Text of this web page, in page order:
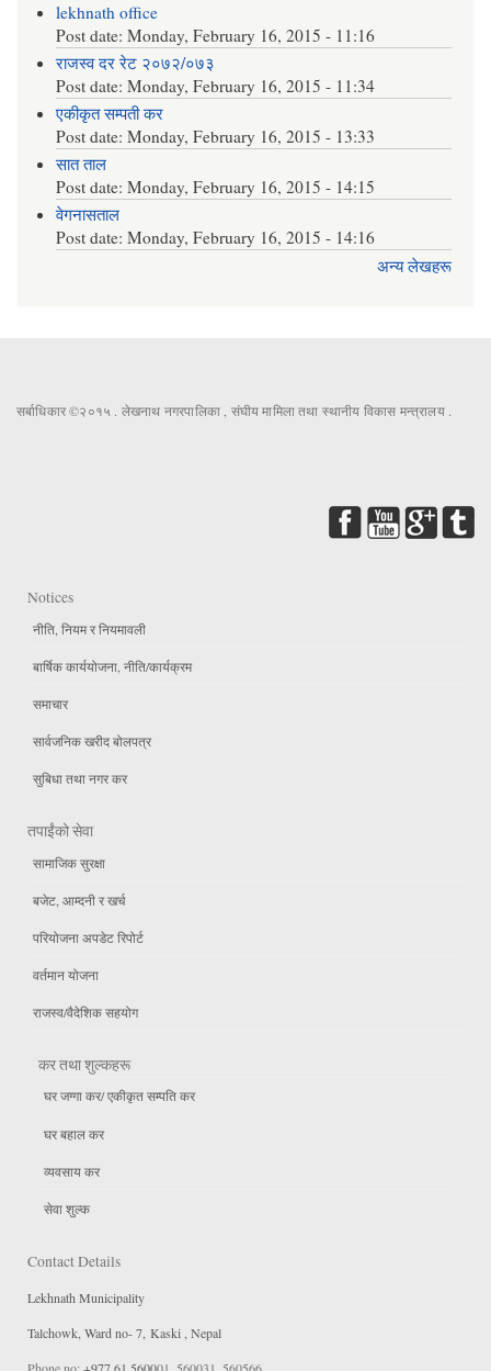
lekhnath office
Post date:Monday, February 16, 2015 - 11:16
राजस्व दर रेट २०७२/०७३
Post date:Monday, February 16, 2015 - 11:34
एकीकृत सम्पती कर
Post date:Monday, February 16, 2015 - 13:33
सात ताल
Post date:Monday, February 16, 2015 - 14:15
वेगनासताल
Post date:Monday, February 16, 2015 - 14:16
अन्य लेखहरू
सर्बाधिकार ©२०१५ . लेखनाथ नगरपालिका , संघीय मामिला तथा स्थानीय विकास मन्त्रालय .
Notices
नीति, नियम र नियमावली
बार्षिक कार्ययोजना, नीति/कार्यक्रम
समाचार
सार्वजनिक खरीद बोलपत्र
सुबिधा तथा नगर कर
तपाईंको सेवा
सामाजिक सुरक्षा
बजेट, आम्दनी र खर्च
परियोजना अपडेट रिपोर्ट
वर्तमान योजना
राजस्व/वैदेशिक सहयोग
कर तथा शुल्कहरू
घर जग्गा कर/ एकीकृत सम्पति कर
घर बहाल कर
व्यवसाय कर
सेवा शुल्क
Contact Details
Lekhnath Municipality
Talchowk, Ward no- 7, Kaski , Nepal